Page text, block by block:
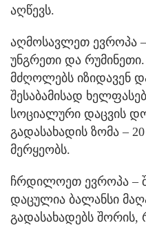
აღწევს.
აღმოსავლეთ ევროპა
უნგრეთი და რუმინეთი.
მძღოლებს იზიდავენ
შესაბამისად
სოციალური დაცვის
გადასახადის ზომა –
მერყეობს.
ჩრდილოეთ ევროპა –
დაცულია ბალანსი
გადასახადებს